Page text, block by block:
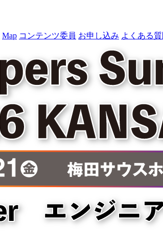
Map コンテンツ委員 お申し込み よくある質